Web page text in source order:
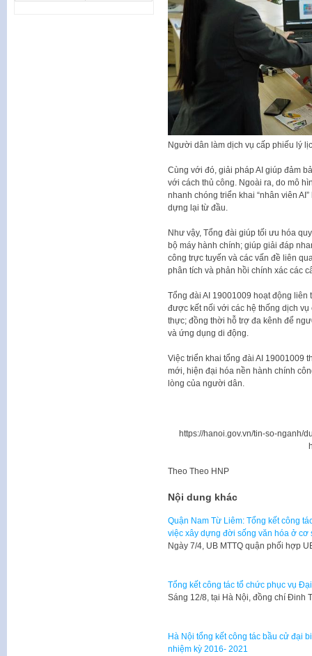
Người dân làm dịch vụ cấp phiếu lý
Cùng với đó, giải pháp AI giúp đảm
với cách thủ công. Ngoài ra, do mô
nhanh chóng triển khai “nhân viên
dựng lại từ đầu.
Như vậy, Tổng đài giúp tối ưu hóa
bộ máy hành chính; giúp giải đáp
công trực tuyến và các vấn đề liên
phân tích và phản hồi chính xác các
Tổng đài AI 19001009 hoạt động
được kết nối với các hệ thống dịch
thực; đồng thời hỗ trợ đa kênh để
và ứng dụng di động.
Việc triển khai tổng đài AI 19001009
mới, hiện đại hóa nền hành chính
lòng của người dân.
https://hanoi.gov.vn/tin-so-nganh/
Theo Theo HNP
Nội dung khác
Quận Nam Từ Liêm: Tổng kết công
việc xây dựng đời sống văn hóa ở cơ
Ngày 7/4, UB MTTQ quận phối hợp
Tổng kết công tác tổ chức phục vụ
Sáng 12/8, tại Hà Nội, đồng chí Đinh
Hà Nội tổng kết công tác bầu cử đại
nhiệm kỳ 2016- 2021